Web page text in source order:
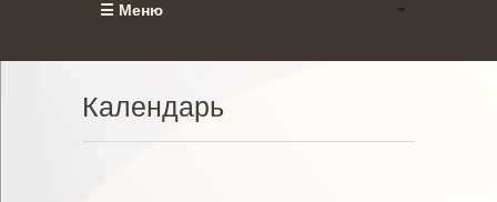
☰ Меню
Календарь